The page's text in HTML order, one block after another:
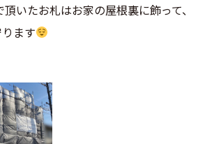
いたお札はお家の屋根裏に飾って、
ます